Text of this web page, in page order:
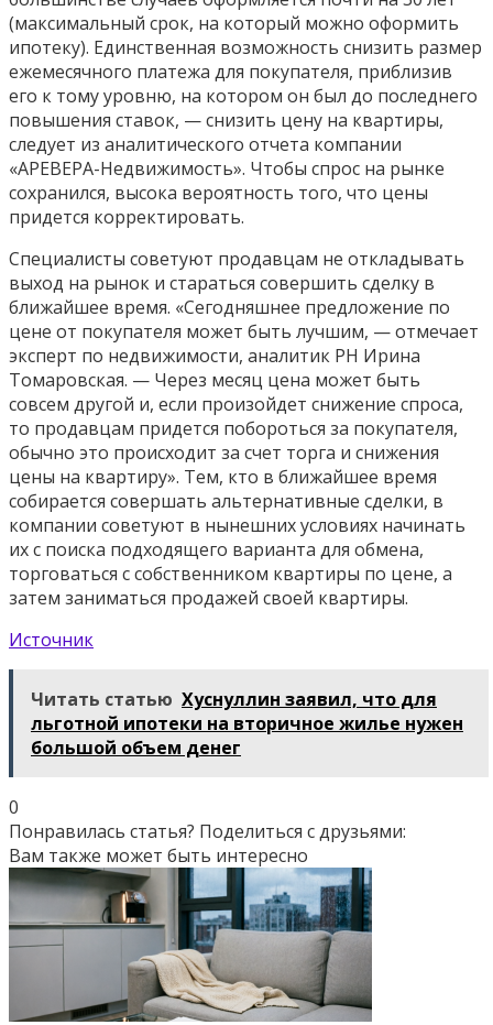
(максимальный срок, на который можно оформить
ипотеку). Единственная возможность снизить размер
ежемесячного платежа для покупателя, приблизив
его к тому уровню, на котором он был до последнего
повышения ставок, — снизить цену на квартиры,
следует из аналитического отчета компании
«АРЕВЕРА-Недвижимость». Чтобы спрос на рынке
сохранился, высока вероятность того, что цены
придется корректировать.
Специалисты советуют продавцам не откладывать
выход на рынок и стараться совершить сделку в
ближайшее время. «Сегодняшнее предложение по
цене от покупателя может быть лучшим, — отмечает
эксперт по недвижимости, аналитик РН Ирина
Томаровская. — Через месяц цена может быть
совсем другой и, если произойдет снижение спроса,
то продавцам придется побороться за покупателя,
обычно это происходит за счет торга и снижения
цены на квартиру». Тем, кто в ближайшее время
собирается совершать альтернативные сделки, в
компании советуют в нынешних условиях начинать
их с поиска подходящего варианта для обмена,
торговаться с собственником квартиры по цене, а
затем заниматься продажей своей квартиры.
Источник
Читать статью Хуснуллин заявил, что для
льготной ипотеки на вторичное жилье нужен
большой объем денег
0
Понравилась статья? Поделиться с друзьями:
Вам также может быть интересно